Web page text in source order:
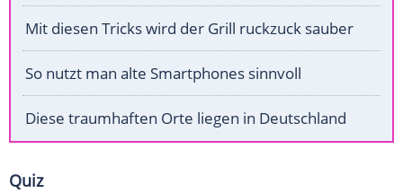
Mit diesen Tricks wird der Grill ruckzuck sauber
So nutzt man alte Smartphones sinnvoll
Diese traumhaften Orte liegen in Deutschland
Quiz